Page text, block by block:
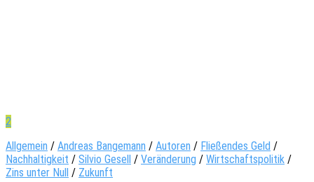
2
Allgemein / Andreas Bangemann / Autoren / Fließendes Geld /
Nachhaltigkeit / Silvio Gesell / Veränderung / Wirtschaftspolitik /
Zins unter Null / Zukunft